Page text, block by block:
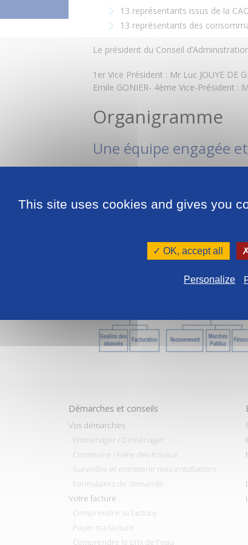
13 représentants issus de la
13 représentants des
Le président du Conseil
1er Vice Président : Mr Luc JOUYE DE
Emile GONIER- 4ème Vice-Président :
Organigramme
Une équipe engagée
Pour mettre en oeuvre son activité,
Démarches et conseils
Vos démarches
- Emmenager / Déménager
- Construire / Faire des travaux
- Surveiller et entretenir mes installations
- Formulaires de demande
Votre facture
- Comprendre sa facture
- Payer ma facture
- Comprendre le prix de l'eau
This site uses cookies and gives you
✓ OK, accept all
Personalize